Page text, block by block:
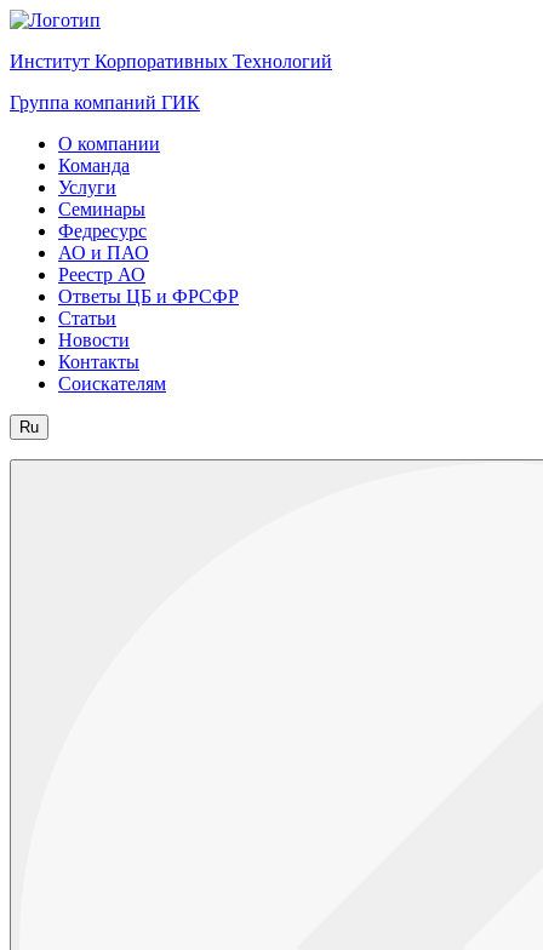
Институт Корпоративных Технологий
Группа компаний ГИК
О компании
Команда
Услуги
Семинары
Федресурс
АО и ПАО
Реестр АО
Ответы ЦБ и ФРСФР
Статьи
Новости
Контакты
Соискателям
Ru